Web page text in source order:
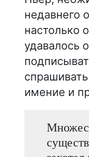
недавнего
настолько
удавалось
имение и